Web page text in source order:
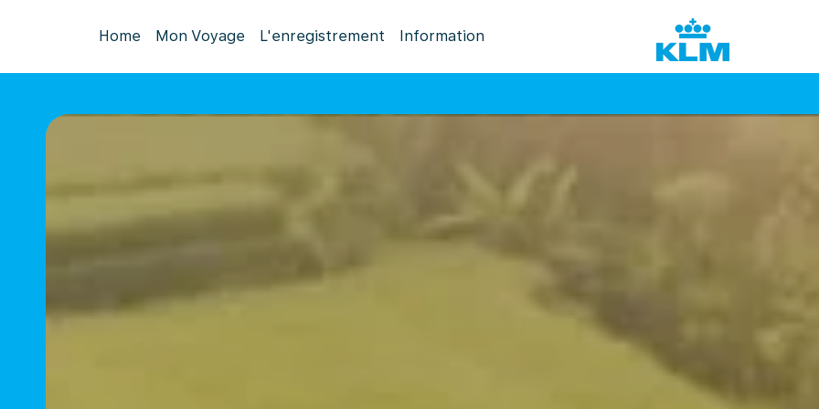
Home Mon Voyage L'enregistrement Information